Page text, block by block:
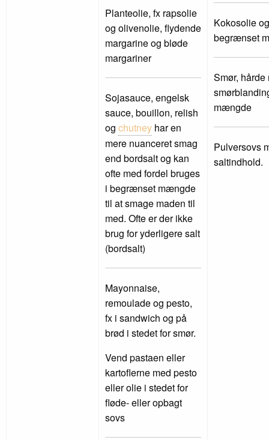
Planteolie, fx rapsolie
og olivenolie, flydende
margarine og bløde
margariner
Sojasauce, engelsk
sauce, bouillon, relish
og chutney har en
mere nuanceret smag
end bordsalt og kan
ofte med fordel bruges
i begrænset mængde
til at smage maden til
med. Ofte er der ikke
brug for yderligere salt
(bordsalt)
Mayonnaise,
remoulade og pesto,
fx i sandwich og på
brød i stedet for smør.
Vend pastaen eller
kartoflerne med pesto
eller olie i stedet for
fløde- eller opbagt
sovs
Kokosolie
begrænset
Smør,
mængde
Pulversovs
saltindhold.